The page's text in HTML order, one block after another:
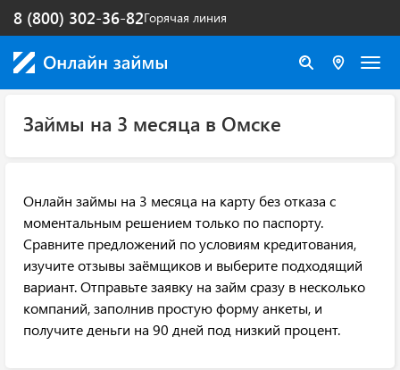
Горячая линия
8 (800) 302-36-82
Займы на 3 месяца в Омске
Онлайн займы на 3 месяца на карту без отказа с
моментальным решением только по паспорту.
Сравните предложений по условиям кредитования,
изучите отзывы заёмщиков и выберите подходящий
вариант. Отправьте заявку на займ сразу в несколько
компаний, заполнив простую форму анкеты, и
получите деньги на 90 дней под низкий процент.